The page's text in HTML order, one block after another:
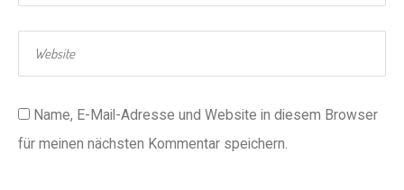
Name, E-Mail-Adresse und Website in diesem Browser
für meinen nächsten Kommentar speichern.